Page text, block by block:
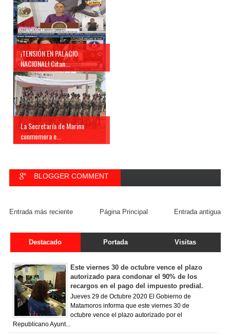
¡TENSIÓN EN PALACIO
NACIONAL! Citan...
La Secretaría de Marina
conmemora e...
BLOGGER COMMENT
Entrada más reciente Entrada antigua
Página Principal
Destacado Portada Visitas
Este viernes 30 de octubre vence el plazo
autorizado para condonar el 90% de los
recargos en el pago del impuesto predial.
Jueves 29 de Octubre 2020 El Gobierno de
Matamoros informa que este viernes 30 de
octubre vence el plazo autorizado por el
Republicano Ayunt...